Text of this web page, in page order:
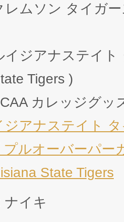
レムソン タイガ
イジアナステイト
Tigers )
カレッジグッ
ジアナステイト
プルオーバーパ
State Tigers
ナイキ